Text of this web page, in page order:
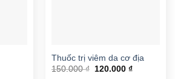
Thuốc trị viêm da cơ địa
150.000₫
Giá
120.000 ₫Giá